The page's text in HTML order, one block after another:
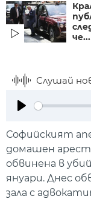
че...
Слушай
Софийският
домашен арест
обвинена в
януари. Днес
зала с